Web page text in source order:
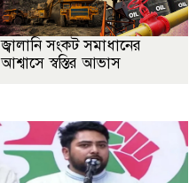
জ্বালানি সংকট সমাধানের
আশ্বাসে স্বস্তির আভাস